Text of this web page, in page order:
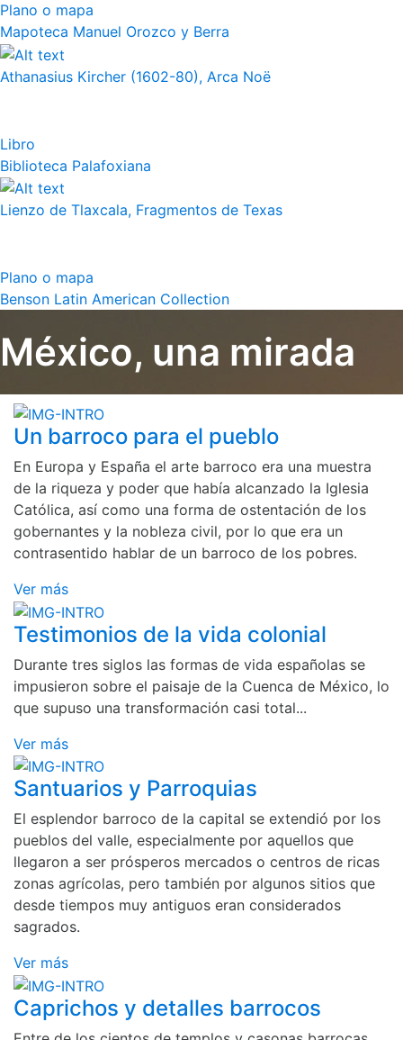
Plano o mapa
Mapoteca Manuel Orozco y Berra
Athanasius Kircher (1602-80), Arca Noë
Libro
Biblioteca Palafoxiana
Lienzo de Tlaxcala, Fragmentos de Texas
Plano o mapa
Benson Latin American Collection
México, una mirada
Un barroco para el pueblo
En Europa y España el arte barroco era una muestra
de la riqueza y poder que había alcanzado la Iglesia
Católica, así como una forma de ostentación de los
gobernantes y la nobleza civil, por lo que era un
contrasentido hablar de un barroco de los pobres.
Ver más
Testimonios de la vida colonial
Durante tres siglos las formas de vida españolas se
impusieron sobre el paisaje de la Cuenca de México, lo
que supuso una transformación casi total...
Ver más
Santuarios y Parroquias
El esplendor barroco de la capital se extendió por los
pueblos del valle, especialmente por aquellos que
llegaron a ser prósperos mercados o centros de ricas
zonas agrícolas, pero también por algunos sitios que
desde tiempos muy antiguos eran considerados
sagrados.
Ver más
Caprichos y detalles barrocos